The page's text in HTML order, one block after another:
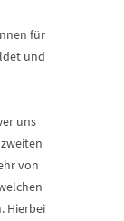
für
und
uns
von
Hierbei